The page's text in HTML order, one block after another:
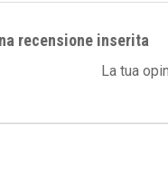
recensione inserita
La tua